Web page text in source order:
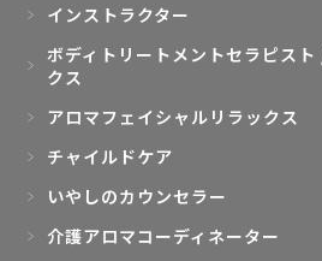
インストラクター
ボディトリートメントセラピス
クス
アロマフェイシャルリラックス
チャイルドケア
いやしのカウンセラー
介護アロマコーディネーター